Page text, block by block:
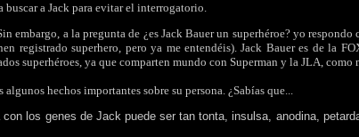
a Jack para evitar el interrogatorio.
embargo, a la pregunta de ¿es Jack Bauer un superhéroe? yo
registrado superhero, pero ya me entendéis). Jack Bauer es de la
superhéroes, ya que comparten mundo con Superman y la JLA, como
hechos importantes sobre su persona. ¿Sabías que...
los genes de Jack puede ser tan tonta, insulsa, anodina,